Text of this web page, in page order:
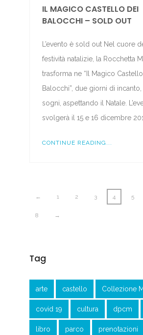
IL MAGICO CASTELLO DEI
BALOCCHI – SOLD OUT
L’evento è sold out Nel cuore
festività natalizie, la Rocchetta
trasforma ne “Il Magico
Balocchi”, due giorni di
sogni, aspettando il Natale.
svolgerà il 15 e 16 dicembre
CONTINUE READING...
← 1 2 3 4 5
8 →
Tag
arte castello Collezione
covid 19 cultura dpcm
libro parco prenotazioni